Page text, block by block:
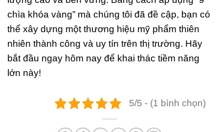
chìa khóa vàng” mà chúng tôi đã đề cập, bạn có
thể xây dựng một thương hiệu mỹ phẩm thiên
nhiên thành công và uy tín trên thị trường. Hãy
bắt đầu ngay hôm nay để khai thác tiềm năng
lớn này!
5/5 - (1 bình chọn)